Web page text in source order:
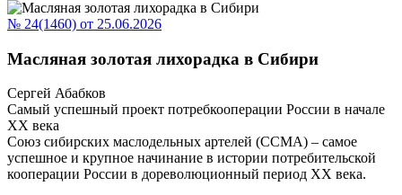
№ 24(1460) от 25.06.2026
Масляная золотая лихорадка в Сибири
Сергей Абабков
Самый успешный проект потребкооперации России в начале
XX века
Союз сибирских маслодельных артелей (ССМА) – самое
успешное и крупное начинание в истории потребительской
кооперации России в дореволюционный период ХХ века.